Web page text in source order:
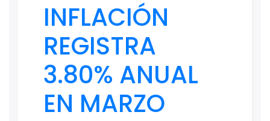
INFLACIÓN
REGISTRA
3.80% ANUAL
EN MARZO